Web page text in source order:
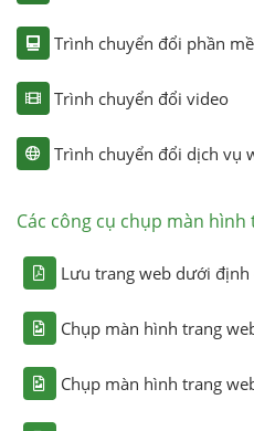
Trình chuyển đổi phần
Trình chuyển đổi video
Trình chuyển đổi dịch vụ
Các công cụ chụp màn
Lưu trang web dưới định
Chụp màn hình trang
Chụp màn hình trang